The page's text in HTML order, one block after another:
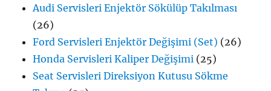
Audi Servisleri Enjektör Sökülüp Takılması
(26)
Ford Servisleri Enjektör Değişimi (Set) (26)
Honda Servisleri Kaliper Değişimi (25)
Seat Servisleri Direksiyon Kutusu Sökme